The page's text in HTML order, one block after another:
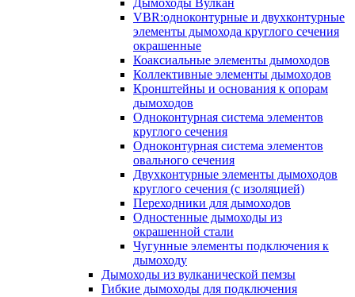
Дымоходы Вулкан
VBR:одноконтурные и двухконтурные
элементы дымохода круглого сечения
окрашенные
Коаксиальные элементы дымоходов
Коллективные элементы дымоходов
Кронштейны и основания к опорам
дымоходов
Одноконтурная система элементов
круглого сечения
Одноконтурная система элементов
овального сечения
Двухконтурные элементы дымоходов
круглого сечения (с изоляцией)
Переходники для дымоходов
Одностенные дымоходы из
окрашенной стали
Чугунные элементы подключения к
дымоходу
Дымоходы из вулканической пемзы
Гибкие дымоходы для подключения